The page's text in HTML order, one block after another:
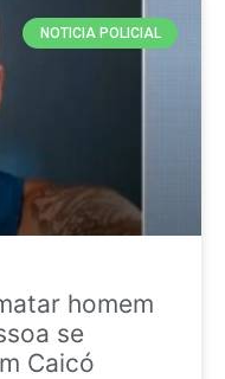
NOTICIA POLICIAL
homem
se
Caicó